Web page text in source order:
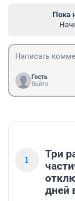
Пока
Гость
Войти
1
Три
дней